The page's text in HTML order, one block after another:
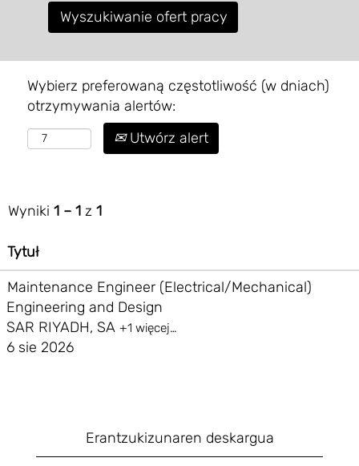
Wybierz preferowaną częstotliwość (w dniach)
otrzymywania alertów:
Utwórz alert
Wyniki 1 – 1 z 1
Tytuł
Maintenance Engineer (Electrical/Mechanical)
Engineering and Design
SAR RIYADH, SA +1 więcej…
6 sie 2026
Erantzukizunaren deskargua